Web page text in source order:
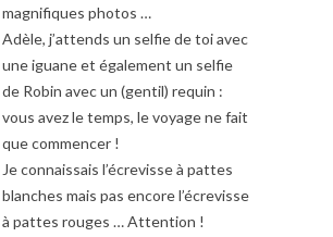
magnifiques photos …
Adèle, j’attends un selfie de toi avec
une iguane et également un selfie
de Robin avec un (gentil) requin :
vous avez le temps, le voyage ne fait
que commencer !
Je connaissais l’écrevisse à pattes
blanches mais pas encore l’écrevisse
à pattes rouges … Attention !